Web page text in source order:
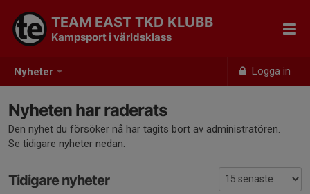
Nyheter Logga in
TEAM EAST TKD KLUBB
Kampsport i världsklass
Nyheten har raderats
Den nyhet du försöker nå har tagits bort av administratören.
Se tidigare nyheter nedan.
Tidigare nyheter